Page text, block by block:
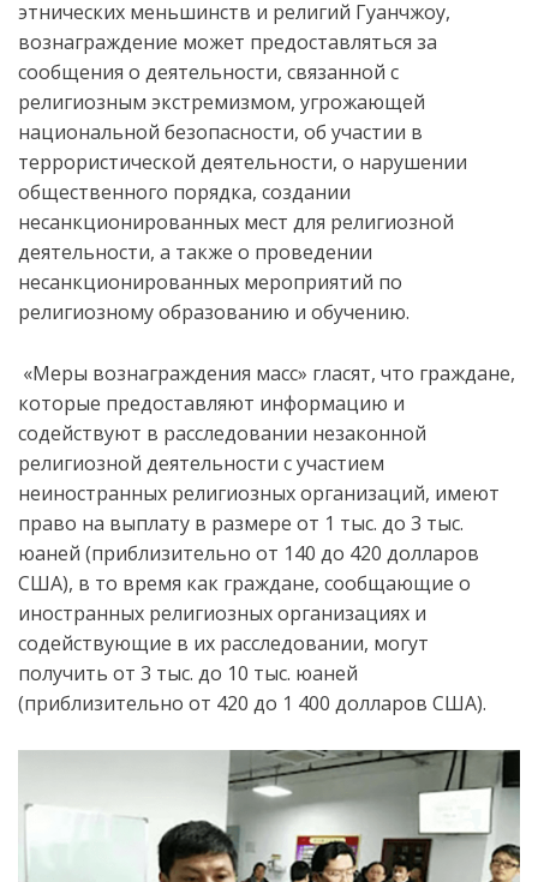
этнических меньшинств и религий Гуанчжоу,
вознаграждение может предоставляться за
сообщения о деятельности, связанной с
религиозным экстремизмом, угрожающей
национальной безопасности, об участии в
террористической деятельности, о нарушении
общественного порядка, создании
несанкционированных мест для религиозной
деятельности, а также о проведении
несанкционированных мероприятий по
религиозному образованию и обучению.
«Меры вознаграждения масс» гласят, что граждане,
которые предоставляют информацию и
содействуют в расследовании незаконной
религиозной деятельности с участием
неиностранных религиозных организаций, имеют
право на выплату в размере от 1 тыс. до 3 тыс.
юаней (приблизительно от 140 до 420 долларов
США), в то время как граждане, сообщающие о
иностранных религиозных организациях и
содействующие в их расследовании, могут
получить от 3 тыс. до 10 тыс. юаней
(приблизительно от 420 до 1 400 долларов США).